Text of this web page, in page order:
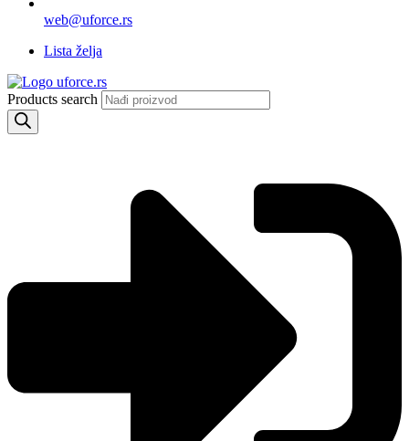
web@uforce.rs
Lista želja
Products search